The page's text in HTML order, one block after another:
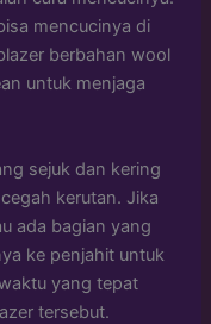
mencucinya di
berbahan wool
untuk menjaga
sejuk dan kering
kerutan. Jika
ada bagian yang
ke penjahit untuk
yang tepat
tersebut.